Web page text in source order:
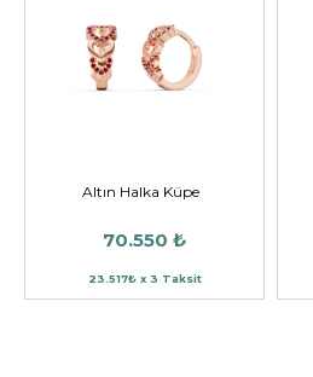
Altın Halka Küpe
70.550 ₺
23.517₺ x 3 Taksit